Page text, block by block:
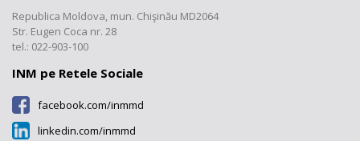
Contacte
electromagnetice, frecvență și
timp”
Laboratorul „Mărimi termice și
umiditate”
Laboratorul „Mărimi
dimensionale”
Laboratorul „Debite și volume”
Registrul produselor certificate
Tarife
Verificări/Expertize
Republica Moldova, mun. Chişinău MD2064
Str. Eugen Coca nr. 28
tel.: 022-903-100
INM pe Retele Sociale
facebook.com/inmmd
linkedin.com/inmmd